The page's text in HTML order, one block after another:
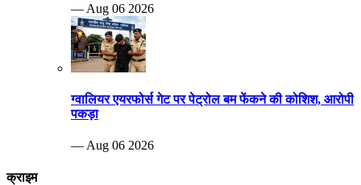
— Aug 06 2026
ग्वालियर एयरफोर्स गेट पर पेट्रोल बम फेंकने की कोशिश, आरोपी
पकड़ा
— Aug 06 2026
क्राइम